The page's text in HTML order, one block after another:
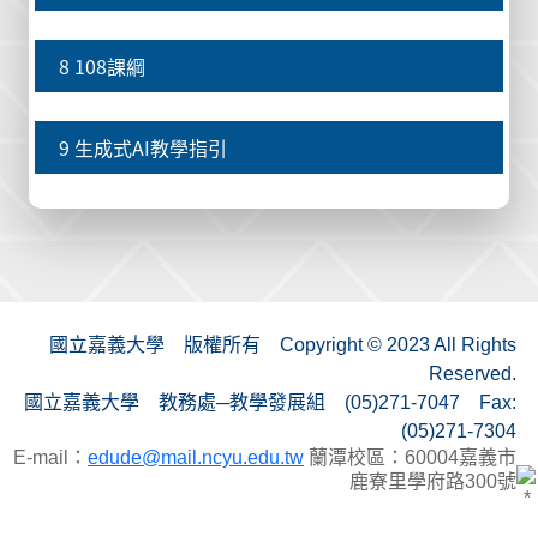
8 108課綱
9 生成式AI教學指引
國立嘉義大學 版權所有 Copyright © 2023 All Rights
Reserved.
國立嘉義大學 教務處─教學發展組 (05)271-7047 Fax:
(05)271-7304
E-mail： edude@mail.ncyu.edu.tw 蘭潭校區：60004嘉義市
鹿寮里學府路300號